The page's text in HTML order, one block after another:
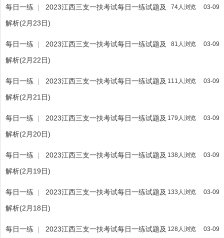
03-09
74人浏览
每日一练 |
2023江西三支一扶考试每日一练试题及
解析(2月23日)
03-09
81人浏览
每日一练 |
2023江西三支一扶考试每日一练试题及
解析(2月22日)
03-09
111人浏览
每日一练 |
2023江西三支一扶考试每日一练试题及
解析(2月21日)
03-09
179人浏览
每日一练 |
2023江西三支一扶考试每日一练试题及
解析(2月20日)
03-09
138人浏览
每日一练 |
2023江西三支一扶考试每日一练试题及
解析(2月19日)
03-09
133人浏览
每日一练 |
2023江西三支一扶考试每日一练试题及
解析(2月18日)
03-09
128人浏览
每日一练 |
2023江西三支一扶考试每日一练试题及